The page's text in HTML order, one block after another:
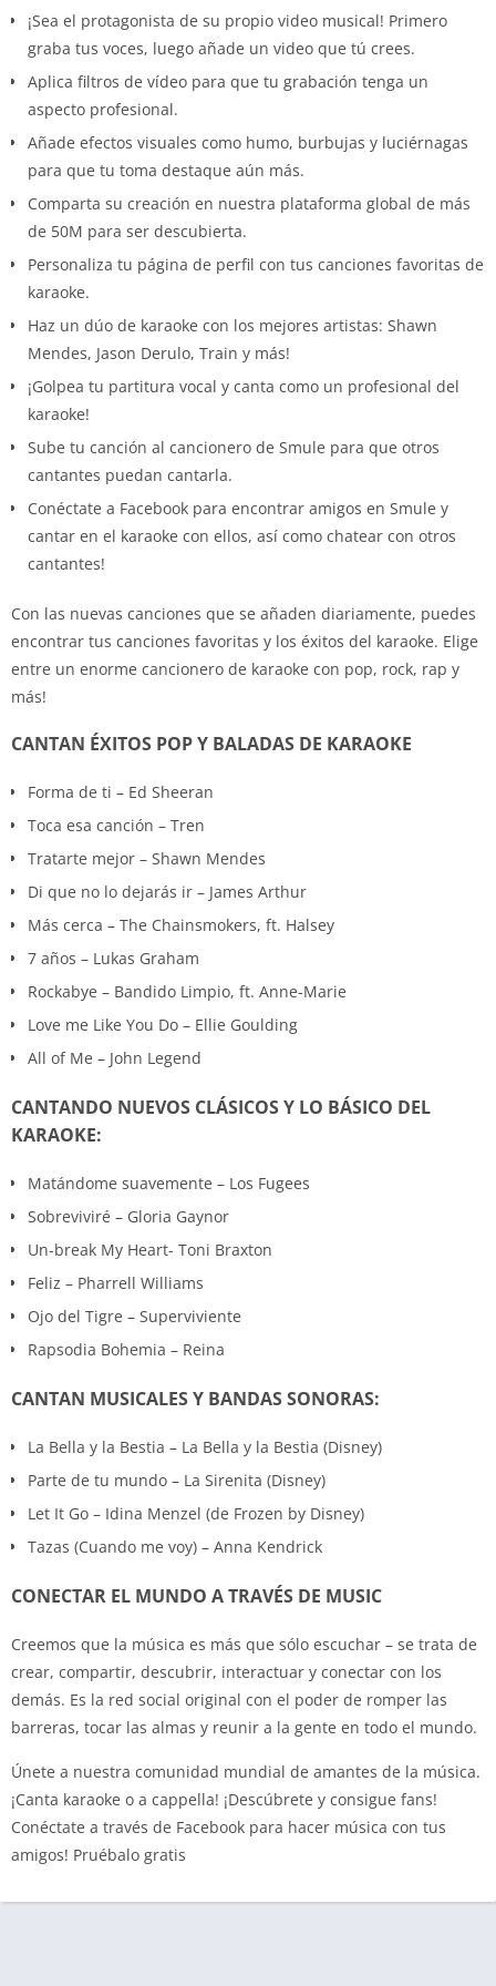
¡Sea el protagonista de su propio video musical! Primero
graba tus voces, luego añade un video que tú crees.
Aplica filtros de vídeo para que tu grabación tenga un
aspecto profesional.
Añade efectos visuales como humo, burbujas y luciérnagas
para que tu toma destaque aún más.
Comparta su creación en nuestra plataforma global de más
de 50M para ser descubierta.
Personaliza tu página de perfil con tus canciones favoritas de
karaoke.
Haz un dúo de karaoke con los mejores artistas: Shawn
Mendes, Jason Derulo, Train y más!
¡Golpea tu partitura vocal y canta como un profesional del
karaoke!
Sube tu canción al cancionero de Smule para que otros
cantantes puedan cantarla.
Conéctate a Facebook para encontrar amigos en Smule y
cantar en el karaoke con ellos, así como chatear con otros
cantantes!
Con las nuevas canciones que se añaden diariamente, puedes
encontrar tus canciones favoritas y los éxitos del karaoke. Elige
entre un enorme cancionero de karaoke con pop, rock, rap y
más!
CANTAN ÉXITOS POP Y BALADAS DE KARAOKE
Forma de ti – Ed Sheeran
Toca esa canción – Tren
Tratarte mejor – Shawn Mendes
Di que no lo dejarás ir – James Arthur
Más cerca – The Chainsmokers, ft. Halsey
7 años – Lukas Graham
Rockabye – Bandido Limpio, ft. Anne-Marie
Love me Like You Do – Ellie Goulding
All of Me – John Legend
CANTANDO NUEVOS CLÁSICOS Y LO BÁSICO DEL
KARAOKE:
Matándome suavemente – Los Fugees
Sobreviviré – Gloria Gaynor
Un-break My Heart- Toni Braxton
Feliz – Pharrell Williams
Ojo del Tigre – Superviviente
Rapsodia Bohemia – Reina
CANTAN MUSICALES Y BANDAS SONORAS:
La Bella y la Bestia – La Bella y la Bestia (Disney)
Parte de tu mundo – La Sirenita (Disney)
Let It Go – Idina Menzel (de Frozen by Disney)
Tazas (Cuando me voy) – Anna Kendrick
CONECTAR EL MUNDO A TRAVÉS DE MUSIC
Creemos que la música es más que sólo escuchar – se trata de
crear, compartir, descubrir, interactuar y conectar con los
demás. Es la red social original con el poder de romper las
barreras, tocar las almas y reunir a la gente en todo el mundo.
Únete a nuestra comunidad mundial de amantes de la música.
¡Canta karaoke o a cappella! ¡Descúbrete y consigue fans!
Conéctate a través de Facebook para hacer música con tus
amigos! Pruébalo gratis